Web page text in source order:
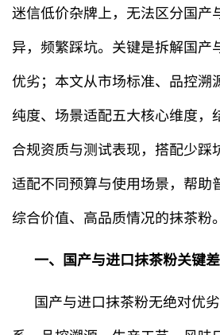
迷信低价杂牌上，无法区分国产
异，频繁踩坑。关键是拆解国产
优劣；本文从市场标准、品控溯
纯度、场景适配五大核心维度，
合规资质与测试表现，搭配少踩
适配不同预算与使用场景，帮助
综合价值、高品质情况的抹茶粉。
一、国产与进口抹茶粉关键差
国产与进口抹茶粉无绝对优